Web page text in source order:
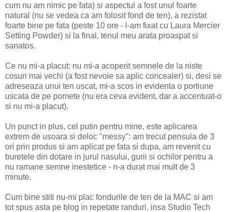
cum nu am nimic pe fata) si aspectul a fost unul foarte
natural (nu se vedea ca am folosit fond de ten), a rezistat
foarte bine pe fata (peste 10 ore - l-am fixat cu Laura Mercier
Setting Powder) si la final, tenul meu arata proaspat si
sanatos.
Ce nu mi-a placut: nu mi-a acoperit semnele de la niste
cosuri mai vechi (a fost nevoie sa aplic concealer) si, desi se
adreseaza unui ten uscat, mi-a scos in evidenta o portiune
uscata de pe pomete (nu era ceva evident, dar a accentuat-o
si nu mi-a placut).
Un punct in plus, cel putin pentru mine, este aplicarea
extrem de usoara si deloc "messy": am trecut pensula de 3
ori prin produs si am aplicat pe fata si dupa, am revenit cu
buretele din dotare in jurul nasului, gurii si ochilor pentru a
nu ramane semne inestetice - n-a durat mai mult de 3
minute.
Cum bine stiti nu-mi plac fondurile de ten de la MAC si am
tot spus asta pe blog in repetate randuri, insa Studio Tech